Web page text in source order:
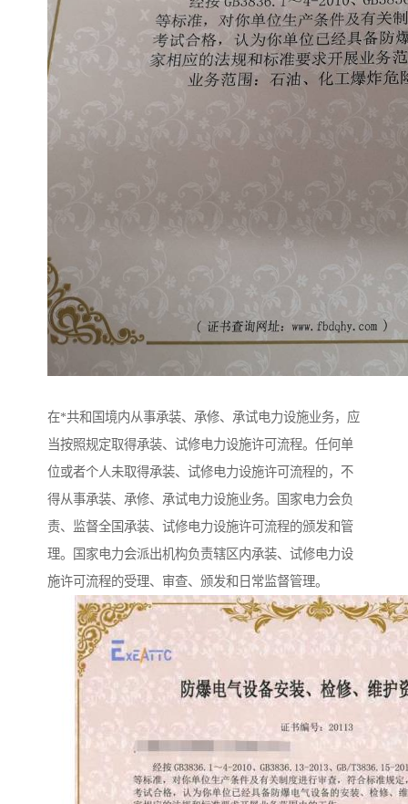
在*共和国境内从事承装、承修、承试电力设施业务，应
当按照规定取得承装、试修电力设施许可流程。任何单
位或者个人未取得承装、试修电力设施许可流程的，不
得从事承装、承修、承试电力设施业务。国家电力会负
责、监督全国承装、试修电力设施许可流程的颁发和管
理。国家电力会派出机构负责辖区内承装、试修电力设
施许可流程的受理、审查、颁发和日常监督管理。